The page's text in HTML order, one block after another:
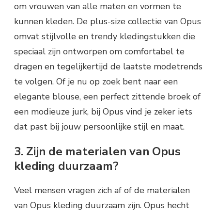
om vrouwen van alle maten en vormen te
kunnen kleden. De plus-size collectie van Opus
omvat stijlvolle en trendy kledingstukken die
speciaal zijn ontworpen om comfortabel te
dragen en tegelijkertijd de laatste modetrends
te volgen. Of je nu op zoek bent naar een
elegante blouse, een perfect zittende broek of
een modieuze jurk, bij Opus vind je zeker iets
dat past bij jouw persoonlijke stijl en maat.
3. Zijn de materialen van Opus
kleding duurzaam?
Veel mensen vragen zich af of de materialen
van Opus kleding duurzaam zijn. Opus hecht